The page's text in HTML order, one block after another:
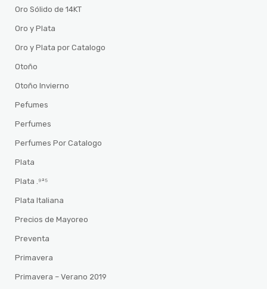
Oro Sólido de 14KT
Oro y Plata
Oro y Plata por Catalogo
Otoño
Otoño Invierno
Pefumes
Perfumes
Perfumes Por Catalogo
Plata
Plata .⁹²⁵
Plata Italiana
Precios de Mayoreo
Preventa
Primavera
Primavera – Verano 2019